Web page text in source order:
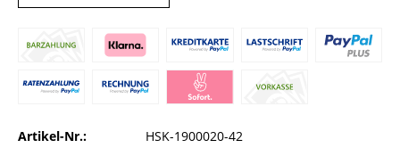
Artikel-Nr.:
HSK-1900020-42